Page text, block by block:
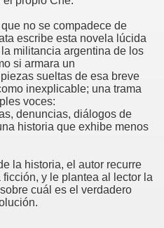
no se compadece de
escribe esta novela lúcida
militancia argentina de los
si armara un
sueltas de esa breve
inexplicable; una trama
voces:
denuncias, diálogos de
historia que exhibe menos
la historia, el autor recurre
y le plantea al lector la
cuál es el verdadero